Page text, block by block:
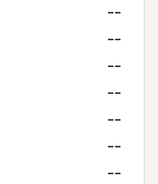
--
--
--
--
--
--
--